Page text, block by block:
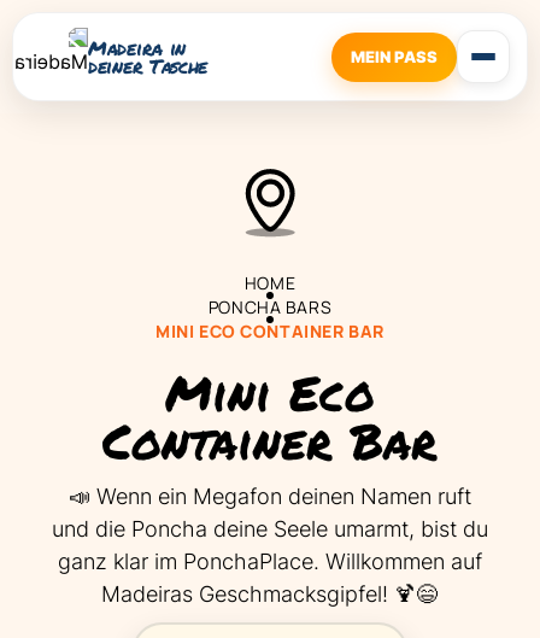
Madeira in
deiner Tasche MEIN PASS
HOME
PONCHA BARS
MINI ECO CONTAINER BAR
Mini Eco
Container Bar
📣 Wenn ein Megafon deinen Namen ruft
und die Poncha deine Seele umarmt, bist du
ganz klar im PonchaPlace. Willkommen auf
Madeiras Geschmacksgipfel! 🍹😄